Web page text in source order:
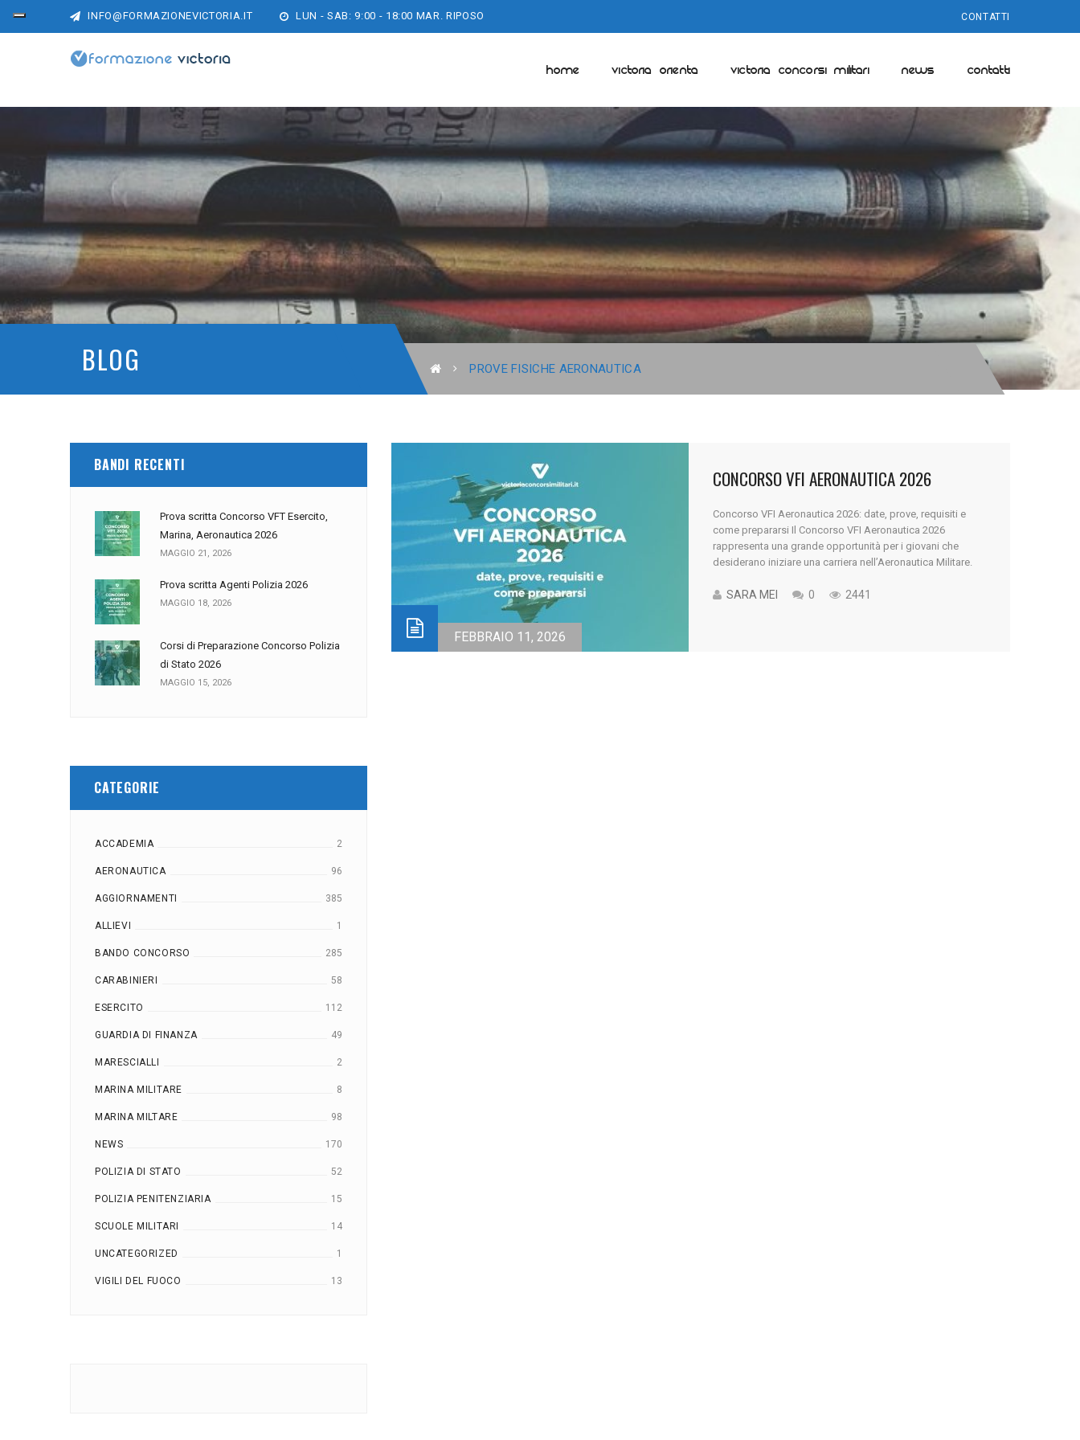
INFO@FORMAZIONEVICTORIA.IT LUN - SAB: 9:00 - 18:00 MAR. RIPOSO CONTATTI
HOME VICTORIA ORIENTA VICTORIA CONCORSI MILITARI NEWS CONTATTI
BLOG PROVE FISICHE AERONAUTICA
BANDI RECENTI
Prova scritta Concorso VFT Esercito,
Marina, Aeronautica 2026
MAGGIO 21, 2026
Prova scritta Agenti Polizia 2026
MAGGIO 18, 2026
Corsi di Preparazione Concorso Polizia
di Stato 2026
MAGGIO 15, 2026
CATEGORIE
ACCADEMIA 2
AERONAUTICA 96
AGGIORNAMENTI 385
ALLIEVI 1
BANDO CONCORSO 285
CARABINIERI 58
ESERCITO 112
GUARDIA DI FINANZA 49
MARESCIALLI 2
MARINA MILITARE 8
MARINA MILTARE 98
NEWS 170
POLIZIA DI STATO 52
POLIZIA PENITENZIARIA 15
SCUOLE MILITARI 14
UNCATEGORIZED 1
VIGILI DEL FUOCO 13
FEBBRAIO 11, 2026
CONCORSO VFI AERONAUTICA 2026
Concorso VFI Aeronautica 2026: date, prove, requisiti e
come prepararsi Il Concorso VFI Aeronautica 2026
rappresenta una grande opportunità per i giovani che
desiderano iniziare una carriera nell’Aeronautica Militare.
per entrare nelle Forze Armate e iniziare un percorso fatto
SARA MEI 0 2441